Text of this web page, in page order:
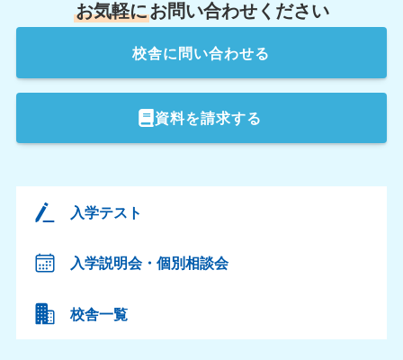
お気軽にお問い合わせください
校舎に問い合わせる
資料を請求する
入学テスト
入学説明会・個別相談会
校舎一覧